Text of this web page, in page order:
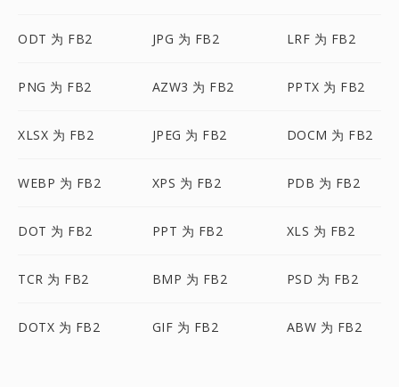
ODT 为 FB2 JPG 为 FB2 LRF 为 FB2
PNG 为 FB2 AZW3 为 FB2 PPTX 为 FB2
XLSX 为 FB2 JPEG 为 FB2 DOCM 为 FB2
WEBP 为 FB2 XPS 为 FB2 PDB 为 FB2
DOT 为 FB2 PPT 为 FB2 XLS 为 FB2
TCR 为 FB2 BMP 为 FB2 PSD 为 FB2
DOTX 为 FB2 GIF 为 FB2 ABW 为 FB2